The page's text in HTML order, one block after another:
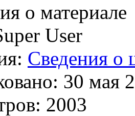
о материале
User
Сведения о
30 мая
2003